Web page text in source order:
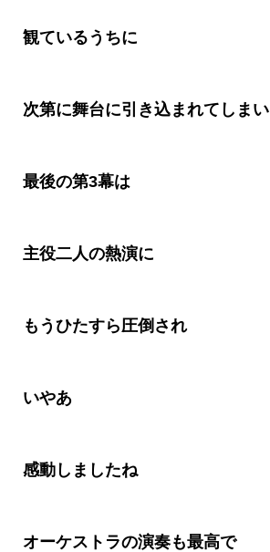
観ているうちに
次第に舞台に引き込まれてしまい
最後の第3幕は
主役二人の熱演に
もうひたすら圧倒され
いやあ
感動しましたね
オーケストラの演奏も最高で